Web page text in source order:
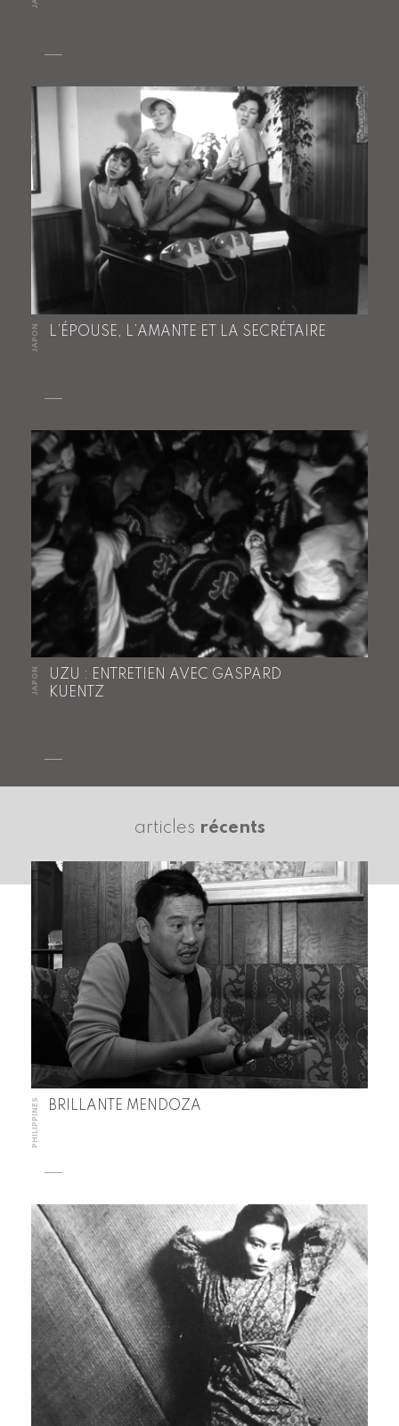
JAPON L’ÉPOUSE, L’AMANTE ET LA SECRÉTAIRE
JAPON
UZU : ENTRETIEN AVEC GASPARD
KUENTZ
articles récents
PHILIPPINES BRILLANTE MENDOZA